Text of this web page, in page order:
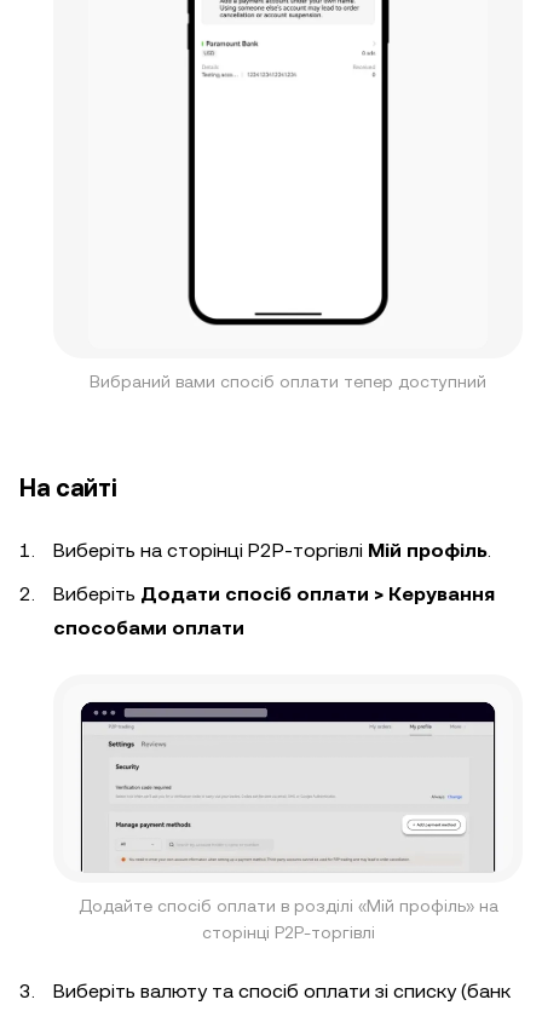
Вибраний вами спосіб оплати тепер доступний
На сайті
Виберіть на сторінці P2P-торгівлі Мій профіль.
Виберіть Додати спосіб оплати > Керування
способами оплати
Додайте спосіб оплати в розділі «Мій профіль» на
сторінці P2P-торгівлі
Виберіть валюту та спосіб оплати зі списку (банк